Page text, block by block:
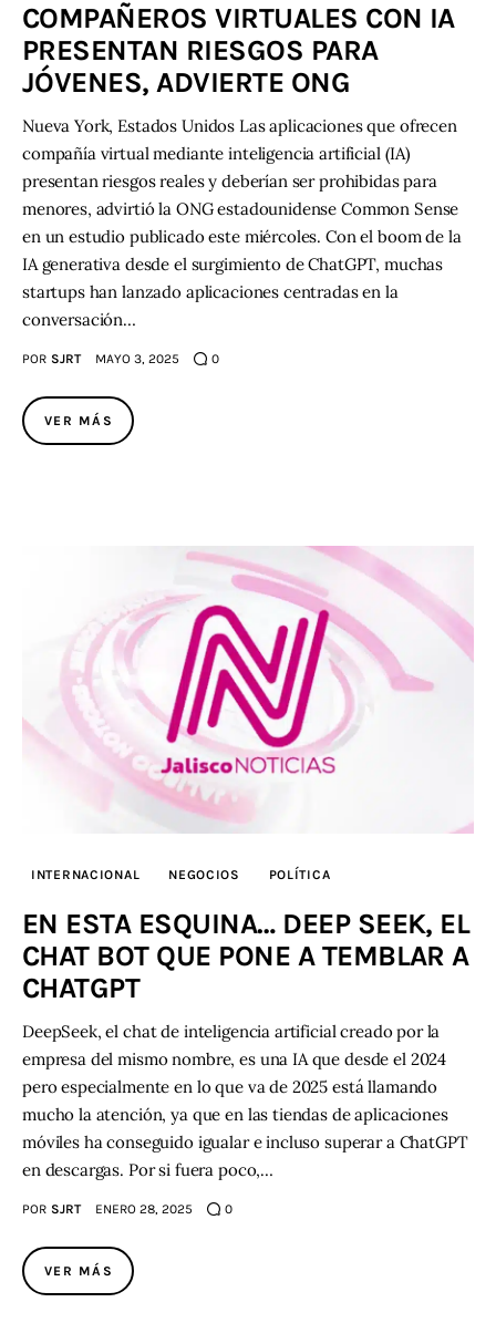
COMPAÑEROS VIRTUALES CON IA
PRESENTAN RIESGOS PARA
JÓVENES, ADVIERTE ONG
Nueva York, Estados Unidos Las aplicaciones que ofrecen
compañía virtual mediante inteligencia artificial (IA)
presentan riesgos reales y deberían ser prohibidas para
menores, advirtió la ONG estadounidense Common Sense
en un estudio publicado este miércoles. Con el boom de la
IA generativa desde el surgimiento de ChatGPT, muchas
startups han lanzado aplicaciones centradas en la
conversación…
POR SJRT MAYO 3, 2025 0
VER MÁS
INTERNACIONAL NEGOCIOS POLÍTICA
EN ESTA ESQUINA… DEEP SEEK, EL
CHAT BOT QUE PONE A TEMBLAR A
CHATGPT
DeepSeek, el chat de inteligencia artificial creado por la
empresa del mismo nombre, es una IA que desde el 2024
pero especialmente en lo que va de 2025 está llamando
mucho la atención, ya que en las tiendas de aplicaciones
móviles ha conseguido igualar e incluso superar a ChatGPT
en descargas. Por si fuera poco,…
POR SJRT ENERO 28, 2025 0
VER MÁS